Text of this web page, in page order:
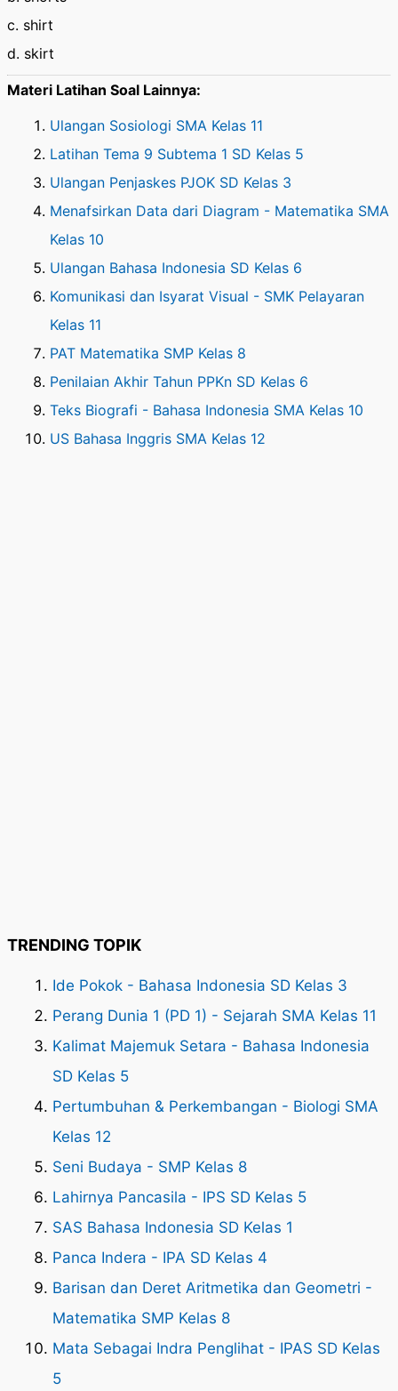
c. shirt
d. skirt
Materi Latihan Soal Lainnya:
Ulangan Sosiologi SMA Kelas 11
Latihan Tema 9 Subtema 1 SD Kelas 5
Ulangan Penjaskes PJOK SD Kelas 3
Menafsirkan Data dari Diagram - Matematika SMA
Kelas 10
Ulangan Bahasa Indonesia SD Kelas 6
Komunikasi dan Isyarat Visual - SMK Pelayaran
Kelas 11
PAT Matematika SMP Kelas 8
Penilaian Akhir Tahun PPKn SD Kelas 6
Teks Biografi - Bahasa Indonesia SMA Kelas 10
US Bahasa Inggris SMA Kelas 12
TRENDING TOPIK
Ide Pokok - Bahasa Indonesia SD Kelas 3
Perang Dunia 1 (PD 1) - Sejarah SMA Kelas 11
Kalimat Majemuk Setara - Bahasa Indonesia
SD Kelas 5
Pertumbuhan & Perkembangan - Biologi SMA
Kelas 12
Seni Budaya - SMP Kelas 8
Lahirnya Pancasila - IPS SD Kelas 5
SAS Bahasa Indonesia SD Kelas 1
Panca Indera - IPA SD Kelas 4
Barisan dan Deret Aritmetika dan Geometri -
Matematika SMP Kelas 8
Mata Sebagai Indra Penglihat - IPAS SD Kelas
5